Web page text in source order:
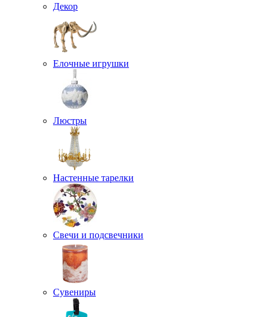
Декор
Елочные игрушки
Люстры
Настенные тарелки
Свечи и подсвечники
Сувениры